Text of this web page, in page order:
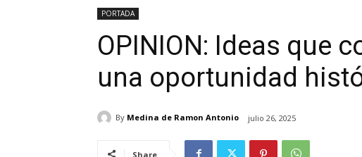
PORTADA
OPINION: Ideas que
una oportunidad
By Medina de Ramon Antonio julio 26, 2025
Share